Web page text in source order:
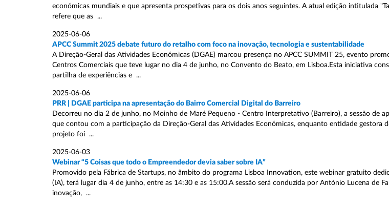
económicas mundiais e que apresenta prospetivas para os dois anos seguintes. A atual edição intitulada
refere que as ...
2025-06-06
APCC Summit 2025 debate futuro do retalho com foco na inovação, tecnologia e sustentabilidade
A Direção-Geral das Atividades Económicas (DGAE) marcou presença no APCC SUMMIT 25, evento
Centros Comerciais que teve lugar no dia 4 de junho, no Convento do Beato, em Lisboa.Esta iniciativa
partilha de experiências e ...
2025-06-06
PRR | DGAE participa na apresentação do Bairro Comercial Digital do Barreiro
Decorreu no dia 2 de junho, no Moinho de Maré Pequeno - Centro Interpretativo (Barreiro), a sessão de
que contou com a participação da Direção-Geral das Atividades Económicas, enquanto entidade gestora
projeto foi ...
2025-06-03
Webinar “5 Coisas que todo o Empreendedor devia saber sobre IA”
Promovido pela Fábrica de Startups, no âmbito do programa Lisboa Innovation, este webinar gratuito
(IA), terá lugar dia 4 de junho, entre as 14:30 e as 15:00.A sessão será conduzida por António Lucena de
inovação, ...